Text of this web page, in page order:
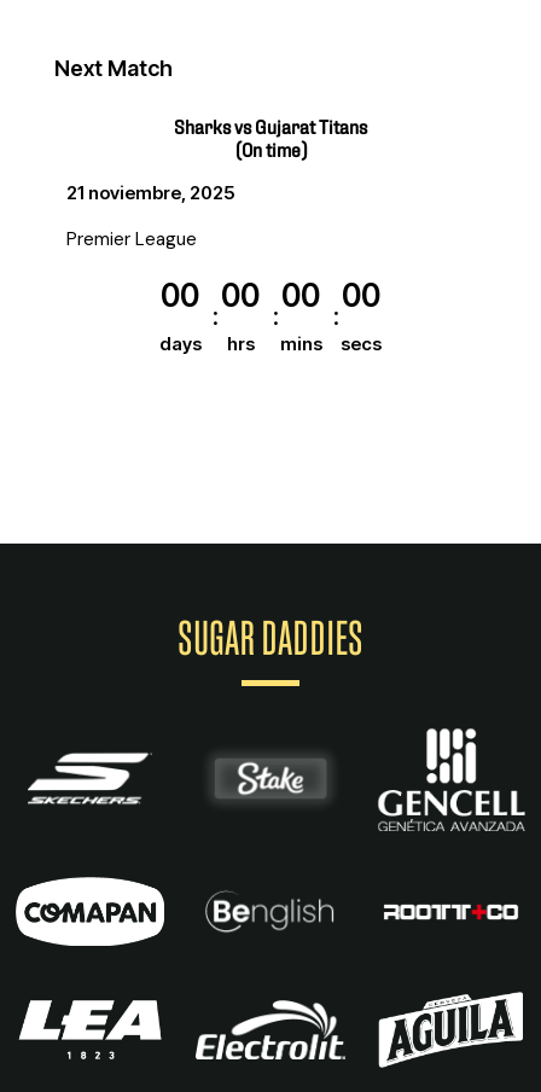
Next Match
Sharks vs Gujarat Titans
(On time)
21 noviembre, 2025
Premier League
00
days
00
hrs
00
mins
00
secs
SUGAR DADDIES